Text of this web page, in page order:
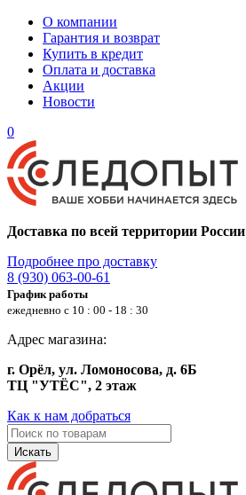
О компании
Гарантия и возврат
Купить в кредит
Оплата и доставка
Акции
Новости
0
Доставка по всей территории России
Подробнее про доставку
8 (930) 063-00-61
График работы
ежедневно с 10 : 00 - 18 : 30
Адрес магазина:
г. Орёл, ул. Ломоносова, д. 6Б
ТЦ "УТЁС", 2 этаж
Как к нам добраться
Искать